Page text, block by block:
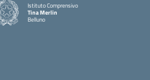
Istituto Comprensivo
Tina Merlin
Belluno